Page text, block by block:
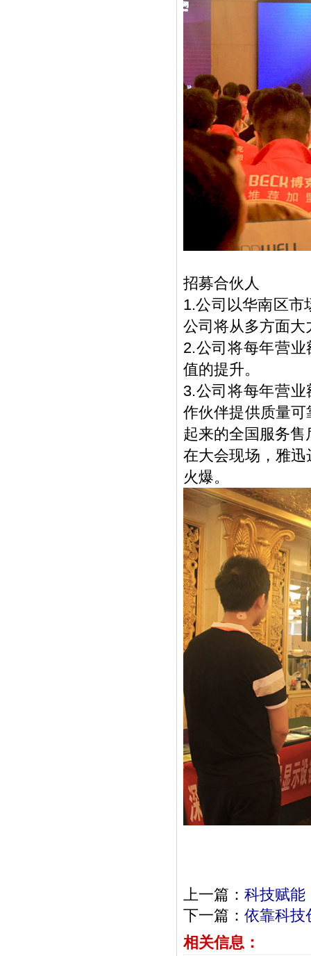
招募合伙人
1.公司以华南区市
公司将从多方面
2.公司将每年营
值的提升。
3.公司将每年营
作伙伴提供质量
起来的全国服务
在大会现场，雅
火爆。
上一篇： 科技赋能
下一篇： 依靠科
相关信息：